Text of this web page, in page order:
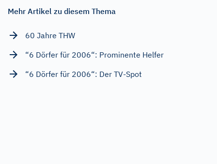
Mehr Artikel zu diesem Thema
60 Jahre THW
“6 Dörfer für 2006“: Prominente Helfer
“6 Dörfer für 2006“: Der TV-Spot